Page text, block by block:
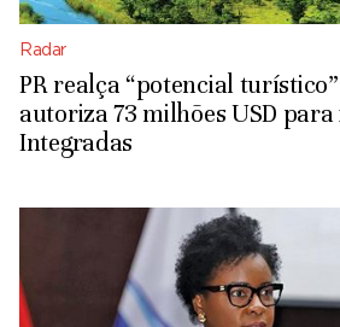
Radar
PR realça “potencial
autoriza 73 milhões USD
Integradas